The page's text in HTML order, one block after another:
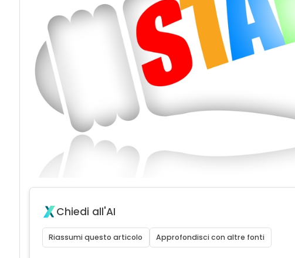
Chiedi all'AI
Riassumi questo articolo Approfondisci con altre fonti